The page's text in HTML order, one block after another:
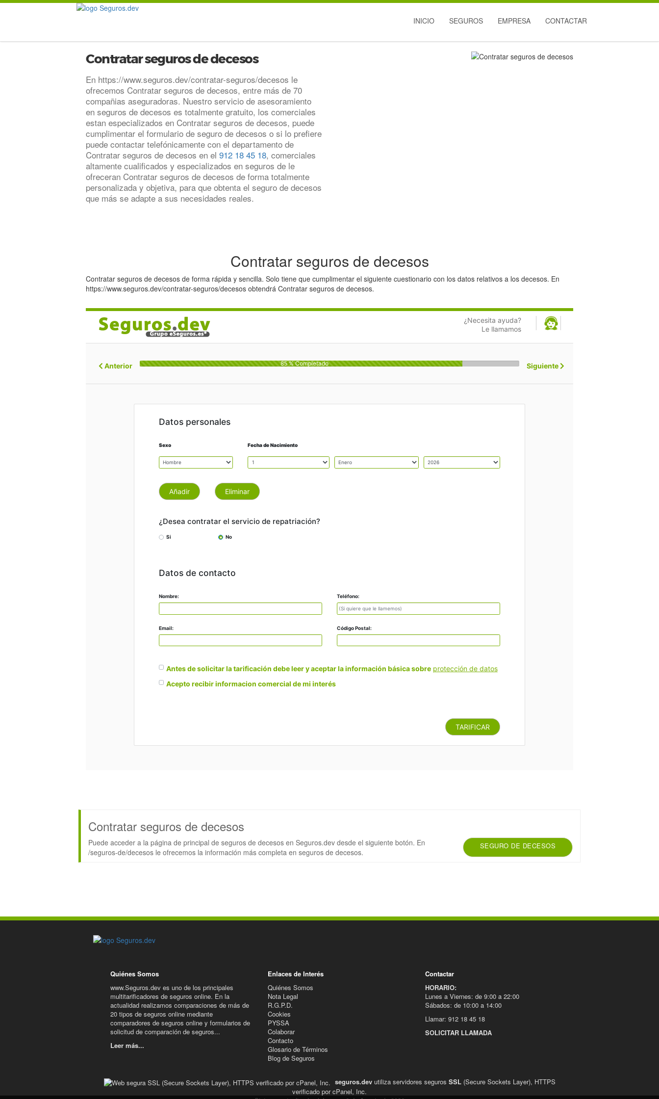
INICIO SEGUROS EMPRESA CONTACTAR
Contratar seguros de decesos
En https://www.seguros.dev/contratar-seguros/decesos le
ofrecemos Contratar seguros de decesos, entre más de 70
compañias aseguradoras. Nuestro servicio de asesoramiento
en seguros de decesos es totalmente gratuito, los comerciales
estan especializados en Contratar seguros de decesos, puede
cumplimentar el formulario de seguro de decesos o si lo prefiere
puede contactar telefónicamente con el departamento de
Contratar seguros de decesos en el 912 18 45 18, comerciales
altamente cualificados y especializados en seguros de le
ofreceran Contratar seguros de decesos de forma totalmente
personalizada y objetiva, para que obtenta el seguro de decesos
que más se adapte a sus necesidades reales.
Contratar seguros de decesos
Contratar seguros de decesos de forma rápida y sencilla. Solo tiene que cumplimentar el siguiente cuestionario con los datos relativos a los decesos. En
https://www.seguros.dev/contratar-seguros/decesos obtendrá Contratar seguros de decesos.
¿Necesita ayuda?
Le llamamos
Anterior 85 % Completado Siguiente
Datos personales
Sexo Fecha de Nacimiento
Añadir Eliminar
¿Desea contratar el servicio de repatriación?
Si No
Datos de contacto
Nombre: Teléfono:
Email: Código Postal:
Antes de solicitar la tarificación debe leer y aceptar la información básica sobre protección de datos
Acepto recibir informacion comercial de mi interés
TARIFICAR
Contratar seguros de decesos
Puede acceder a la página de principal de seguros de decesos en Seguros.dev desde el siguiente botón. En
/seguros-de/decesos le ofrecemos la información más completa en seguros de decesos.
SEGURO DE DECESOS
Quiénes Somos
www.Seguros.dev es uno de los principales
multitarificadores de seguros online. En la
actualidad realizamos comparaciones de más de
20 tipos de seguros online mediante
comparadores de seguros online y formularios de
solicitud de comparación de seguros...
Leer más...
Enlaces de Interés
Quiénes Somos
Nota Legal
R.G.P.D.
Cookies
PYSSA
Colaborar
Contacto
Glosario de Términos
Blog de Seguros
Contactar
HORARIO:
Lunes a Viernes: de 9:00 a 22:00
Sábados: de 10:00 a 14:00
Llamar: 912 18 45 18
SOLICITAR LLAMADA
seguros.dev utiliza servidores seguros SSL(Secure Sockets Layer), HTTPS
verificado por cPanel, Inc.